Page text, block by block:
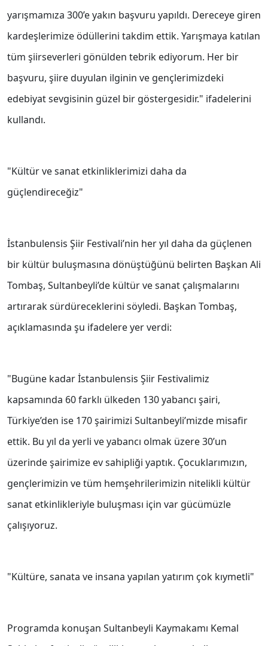
yarışmamıza 300’e yakın başvuru yapıldı. Dereceye giren
kardeşlerimize ödüllerini takdim ettik. Yarışmaya katılan
tüm şiirseverleri gönülden tebrik ediyorum. Her bir
başvuru, şiire duyulan ilginin ve gençlerimizdeki
edebiyat sevgisinin güzel bir göstergesidir." ifadelerini
kullandı.
"Kültür ve sanat etkinliklerimizi daha da
güçlendireceğiz"
İstanbulensis Şiir Festivali’nin her yıl daha da güçlenen
bir kültür buluşmasına dönüştüğünü belirten Başkan Ali
Tombaş, Sultanbeyli’de kültür ve sanat çalışmalarını
artırarak sürdüreceklerini söyledi. Başkan Tombaş,
açıklamasında şu ifadelere yer verdi:
"Bugüne kadar İstanbulensis Şiir Festivalimiz
kapsamında 60 farklı ülkeden 130 yabancı şairi,
Türkiye’den ise 170 şairimizi Sultanbeyli’mizde misafir
ettik. Bu yıl da yerli ve yabancı olmak üzere 30’un
üzerinde şairimize ev sahipliği yaptık. Çocuklarımızın,
gençlerimizin ve tüm hemşehrilerimizin nitelikli kültür
sanat etkinlikleriyle buluşması için var gücümüzle
çalışıyoruz.
"Kültüre, sanata ve insana yapılan yatırım çok kıymetli"
Programda konuşan Sultanbeyli Kaymakamı Kemal